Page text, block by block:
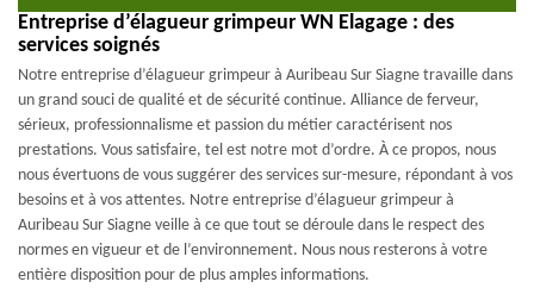
Entreprise d’élagueur grimpeur WN Elagage : des
services soignés
Notre entreprise d’élagueur grimpeur à Auribeau Sur Siagne travaille dans
un grand souci de qualité et de sécurité continue. Alliance de ferveur,
sérieux, professionnalisme et passion du métier caractérisent nos
prestations. Vous satisfaire, tel est notre mot d’ordre. À ce propos, nous
nous évertuons de vous suggérer des services sur-mesure, répondant à vos
besoins et à vos attentes. Notre entreprise d’élagueur grimpeur à
Auribeau Sur Siagne veille à ce que tout se déroule dans le respect des
normes en vigueur et de l’environnement. Nous nous resterons à votre
entière disposition pour de plus amples informations.